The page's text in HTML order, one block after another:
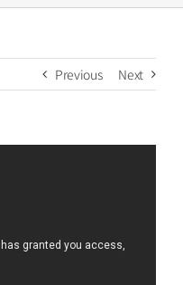
Previous Next